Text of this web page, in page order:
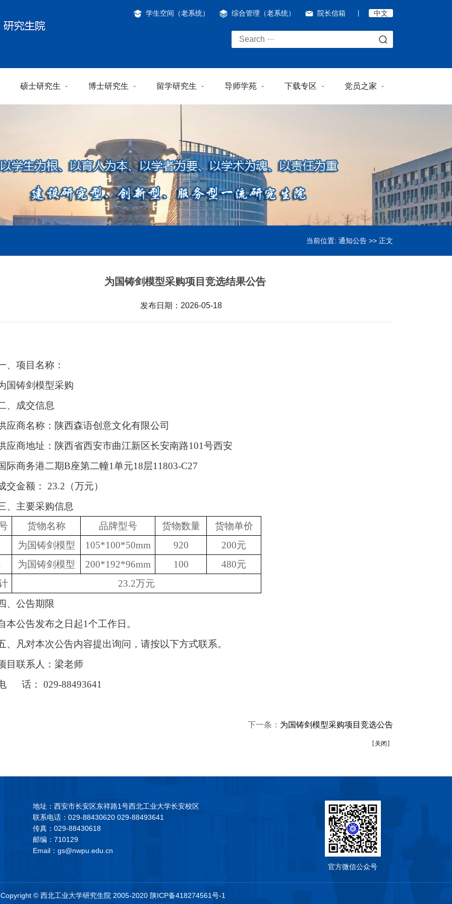
学生空间（老系统） 综合管理（老系统） 院长信箱 中文
硕士研究生 博士研究生 留学研究生 导师学苑 下载专区 党员之家
当前位置: 通知公告 >> 正文
为国铸剑模型采购项目竞选结果公告
发布日期： 2026-05-18
、 项目名称：
国铸剑模型采购
、成交信息
应商名称：陕西森语创意文化有限公司
应商地址：陕西省西安市曲江新区长安南路101号西安
际商务港二期B座第二幢1单元18层11803-C27
交金额：
23.2 （万元）
、主要采购信息
货物名称 品牌型号 货物数量
货物单价
为国铸剑模型 105*100*50mm 920
200元
为国铸剑模型 200*192*96mm 100
480元
23.2万元
、公告期限
本公告发布之日起1个工作日。
、凡对本次公告内容提出询问，请按以下方式联系。
目联系人： 梁老师
话： 029-88493641
下一条： 为国铸剑模型采购项目竞选公告
【 关闭 】
地址：西安市长安区东祥路1号西北工业大学长安校区
联系电话：029-88430620 029-88493641
传真：029-88430618
邮编：710129
Email：gs@nwpu.edu.cn
官方微信公众号
Copyright © 西北工业大学研究生院 2005-2020 陕ICP备418274561号-1